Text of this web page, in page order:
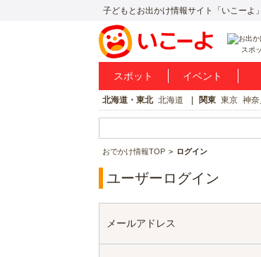
子どもとお出かけ情報サイト「いこーよ
スポ
スポット イベント
北海道・東北 北海道 関東 東京 神奈
おでかけ情報TOP ログイン
ユーザーログイン
メールアドレス